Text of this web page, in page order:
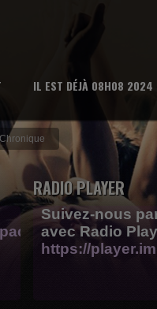
IL EST DÉJÀ 08H08
Chronique
RADIO PLAYER
Suivez-nous
avec Radio
https://